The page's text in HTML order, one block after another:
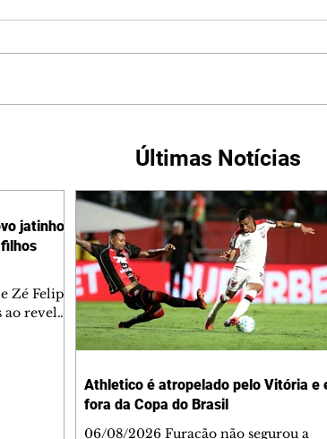
Últimas Notícias
jatinho
Zé Felipe
revelar
Athletico é atropelado pelo Vitória e
fora da Copa do Brasil
06/08/2026 Furacão não segurou a